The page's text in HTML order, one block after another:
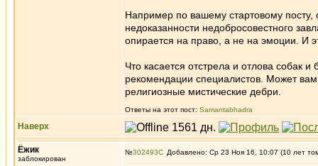
Например по вашему стартовому посту,
недоказанности недобросовестного
опирается на право, а не на эмоции. И
Что касается отстрела и отлова собак
рекомендации специалистов. Может
религиозные мистические дебри.
Ответы на этот пост: Samantabhadra
Наверх
Ёжик
заблокирован
№302493 Добавлено: Ср 23 Ноя 16, 10:07 (10 лет